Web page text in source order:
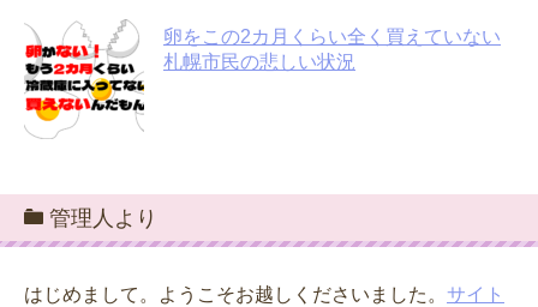
卵をこの2カ月くらい全く買えていない
札幌市民の悲しい状況
管理人より
はじめまして。ようこそお越しくださいました。 サイト